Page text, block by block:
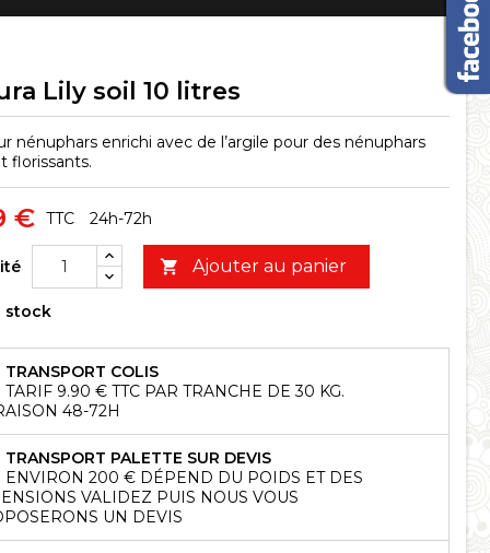
Lily soil 10 litres
nénuphars enrichi avec de l’argile pour des nénuphars
florissants.
€ TTC 24h-72h
 Ajouter au panier
stock
TRANSPORT COLIS
TARIF 9.90 € TTC PAR TRANCHE DE 30 KG.
48-72H
TRANSPORT PALETTE SUR DEVIS
ENVIRON 200 € DÉPEND DU POIDS ET DES
VALIDEZ PUIS NOUS VOUS
UN DEVIS